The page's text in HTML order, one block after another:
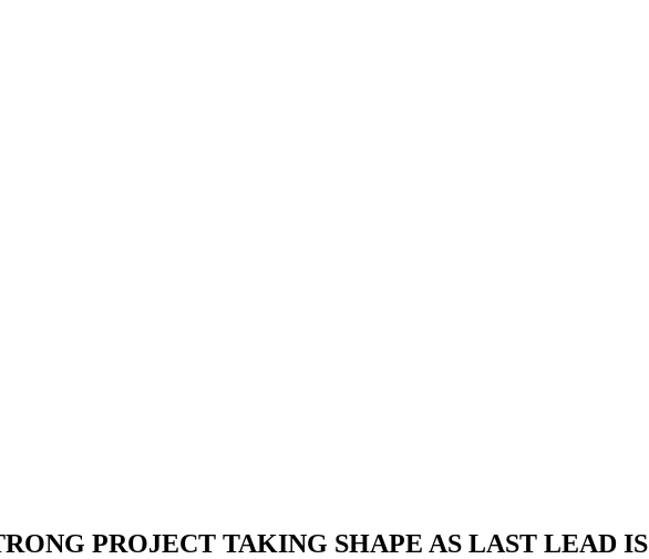
PROJECT TAKING SHAPE AS LAST LEAD